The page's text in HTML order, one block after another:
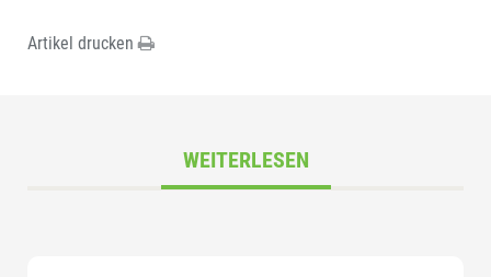
Artikel drucken
WEITERLESEN